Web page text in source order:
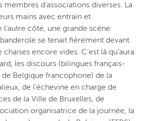
membres d’associations diverses. La
mains avec entrain et
l’autre côté, une grande scène
se tenait fièrement devant
encore vides. C’est là qu’aura
les discours (bilingues français-
de Belgique francophone)de la
de l’échevine en charge de
de la Ville de Bruxelles, de
organisatrice de la journée, la